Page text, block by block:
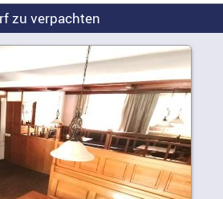
zu verpachten